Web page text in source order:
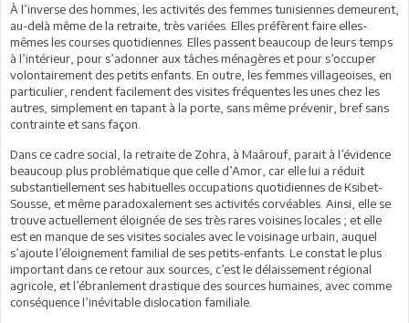
À l’inverse des hommes, les activités des femmes tunisiennes demeurent,
au-delà même de la retraite, très variées. Elles préfèrent faire elles-
mêmes les courses quotidiennes. Elles passent beaucoup de leurs temps
à l’intérieur, pour s’adonner aux tâches ménagères et pour s’occuper
volontairement des petits enfants. En outre, les femmes villageoises, en
particulier, rendent facilement des visites fréquentes les unes chez les
autres, simplement en tapant à la porte, sans même prévenir, bref sans
contrainte et sans façon.
Dans ce cadre social, la retraite de Zohra, à Maârouf, parait à l’évidence
beaucoup plus problématique que celle d’Amor, car elle lui a réduit
substantiellement ses habituelles occupations quotidiennes de Ksibet-
Sousse, et même paradoxalement ses activités corvéables. Ainsi, elle se
trouve actuellement éloignée de ses très rares voisines locales ; et elle
est en manque de ses visites sociales avec le voisinage urbain, auquel
s’ajoute l’éloignement familial de ses petits-enfants. Le constat le plus
important dans ce retour aux sources, c’est le délaissement régional
agricole, et l’ébranlement drastique des sources humaines, avec comme
conséquence l’inévitable dislocation familiale.